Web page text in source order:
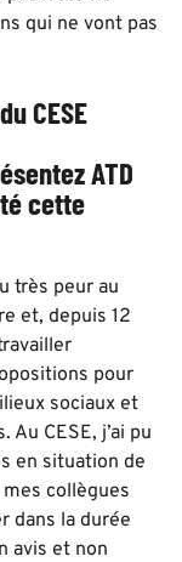
qui ne vont pas
CESE
ATD
cette
très peur au
et, depuis 12
pour
sociaux et
CESE, j’ai pu
en situation de
collègues
dans la durée
avis et non